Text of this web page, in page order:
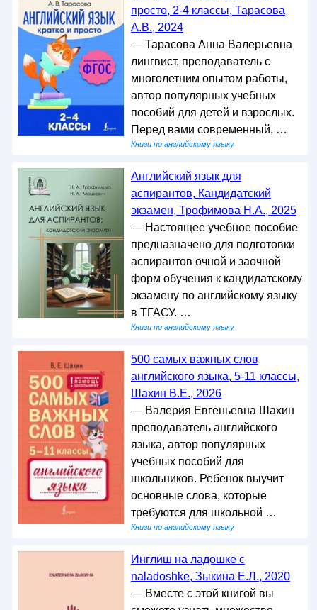
просто, 2-4 классы, Тарасова
А.В., 2024
— Тарасова Анна Валерьевна
лингвист, преподаватель с
многолетним опытом работы,
автор популярных учебных
пособий для детей и взрослых.
Перед вами современный, …
Книги по английскому языку
Английский язык для
аспирантов, Кандидатский
экзамен, Трофимова Н.А., 2025
— Настоящее учебное пособие
предназначено для подготовки
аспирантов очной и заочной
форм обучения к кандидатскому
экзамену по английскому языку
в ТГАСУ. …
Книги по английскому языку
500 самых важных слов
английского языка, 5-11 классы,
Шахин В.Е., 2026
— Валерия Евгеньевна Шахин
преподаватель английского
языка, автор популярных
учебных пособий для
школьников. Ребенок выучит
основные слова, которые
требуются для школьной …
Книги по английскому языку
Инглиш на ладошке с
naladoshke, Зыкина Е.Л., 2020
— Вместе с этой книгой вы